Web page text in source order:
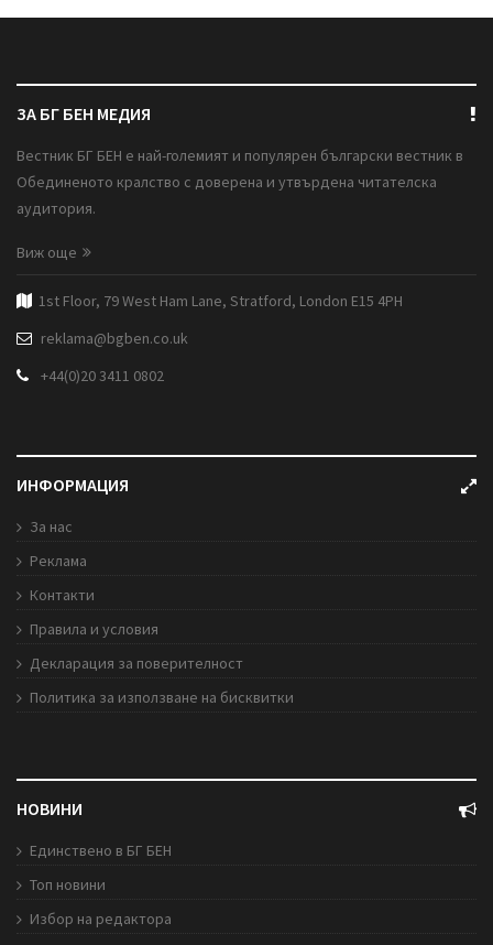
ЗА БГ БЕН МЕДИЯ
Вестник БГ БЕН е най-големият и популярен български вестник в
Обединеното кралство с доверена и утвърдена читателска
аудитория.
Виж още
1st Floor, 79 West Ham Lane, Stratford, London E15 4PH
reklama@bgben.co.uk
+44(0)20 3411 0802
ИНФОРМАЦИЯ
За нас
Реклама
Контакти
Правила и условия
Декларация за поверителност
Политика за използване на бисквитки
НОВИНИ
Единствено в БГ БЕН
Топ новини
Избор на редактора